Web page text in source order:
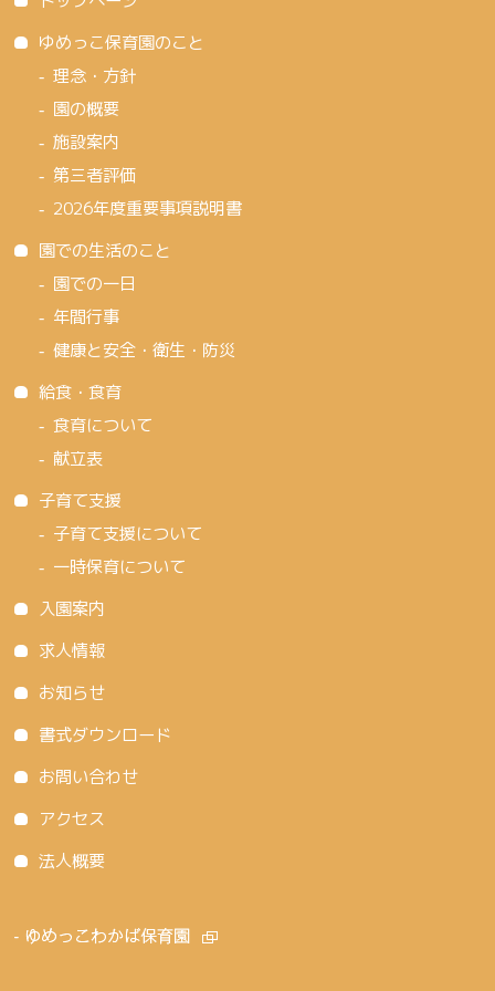
ゆめっこ保育園のこと
理念・方針
園の概要
施設案内
第三者評価
2026年度重要事項説明書
園での生活のこと
園での一日
年間行事
健康と安全・衛生・防災
給食・食育
食育について
献立表
子育て支援
子育て支援について
一時保育について
入園案内
求人情報
お知らせ
書式ダウンロード
お問い合わせ
アクセス
法人概要